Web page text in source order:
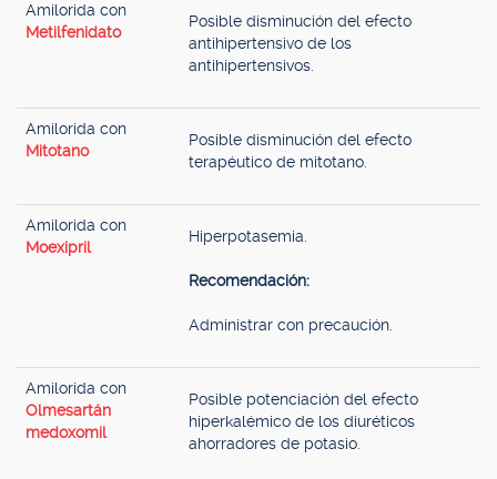
Amilorida con
Metilfenidato
Posible disminución del efecto
antihipertensivo de los
antihipertensivos.
Amilorida con
Mitotano
Posible disminución del efecto
terapéutico de mitotano.
Amilorida con
Moexipril
Hiperpotasemia.
Recomendación:
Administrar con precaución.
Amilorida con
Olmesartán
medoxomil
Posible potenciación del efecto
hiperkalémico de los diuréticos
ahorradores de potasio.